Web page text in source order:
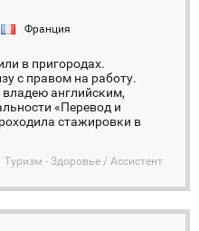
Франция
в пригородах.
с правом на работу.
английским,
«Перевод и
стажировки в
Туризм - Здоровье / Ассистент